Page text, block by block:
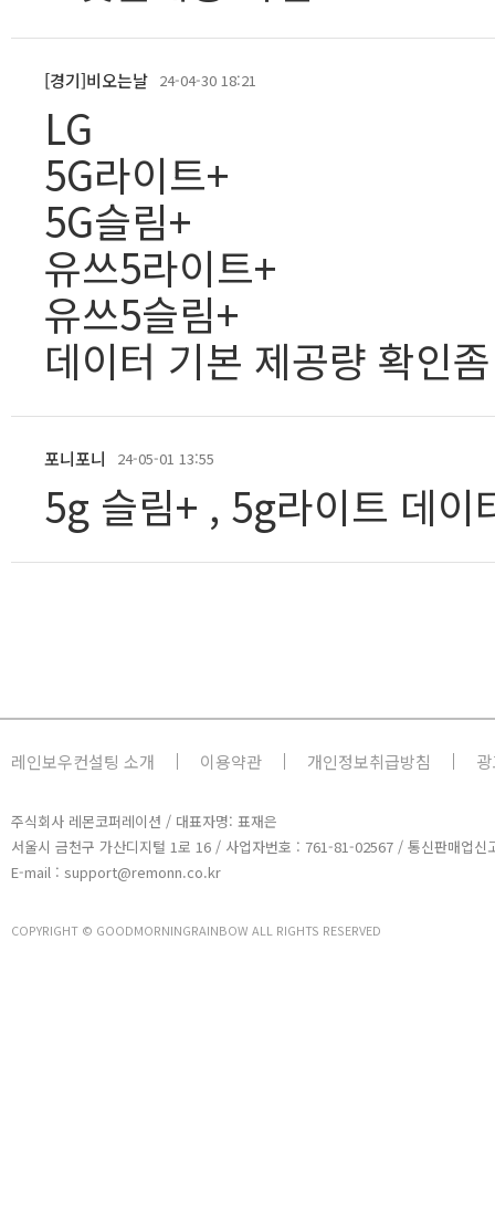
[경기]비오는날 24-04-30 18:21
LG
5G라이트+
5G슬림+
유쓰5라이트+
유쓰5슬림+
데이터 기본 제공량 확인
포니포니 24-05-01 13:55
5g 슬림+ , 5g라이트 데이
레인보우컨설팅 소개 이용약관 개인정보취급방침
주식회사 레몬코퍼레이션 / 대표자명: 표재은
서울시 금천구 가산디지털 1로 16 / 사업자번호 : 761-81-02567 / 통신판매업
E-mail : support@remonn.co.kr
COPYRIGHT © GOODMORNINGRAINBOW ALL RIGHTS RESERVED